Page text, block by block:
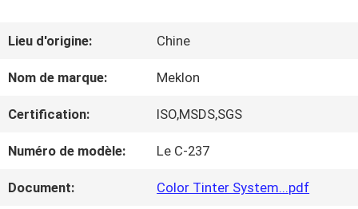
VIDÉOS
DE
NOUS
Lieu d'origine: Chine
Nom de marque: Meklon
Certification: ISO,MSDS,SGS
Numéro de modèle: Le C-237
Document: Color Tinter System...pdf